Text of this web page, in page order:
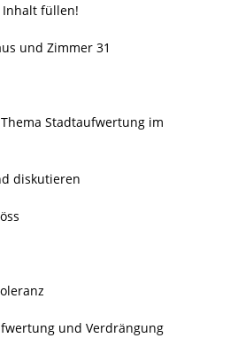
Inhalt füllen!
und Zimmer 31
Stadtaufwertung im
diskutieren
und Verdrängung